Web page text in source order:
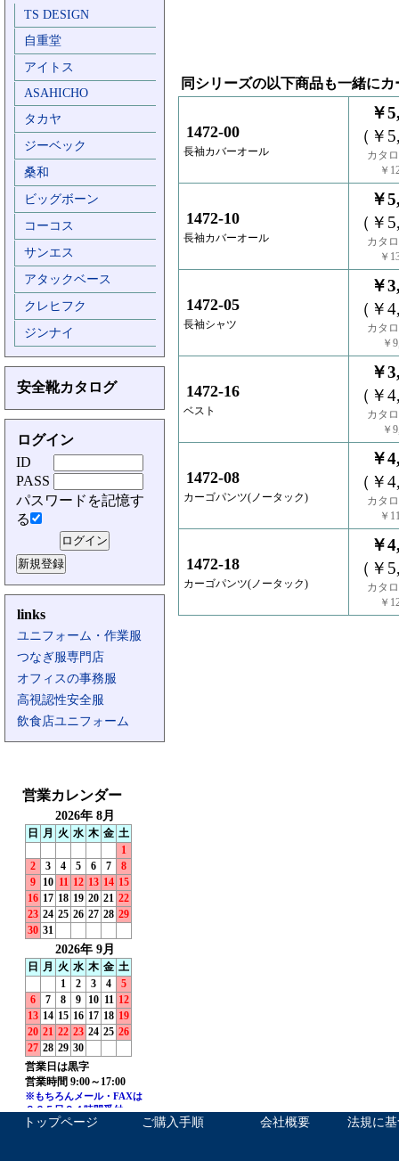
TS DESIGN
自重堂
アイトス
ASAHICHO
タカヤ
ジーベック
桑和
ビッグボーン
コーコス
サンエス
アタックベース
クレヒフク
ジンナイ
安全靴カタログ
ログイン
ID
PASS
パスワードを記憶す
る
links
ユニフォーム・作業服
つなぎ服専門店
オフィスの事務服
高視認性安全服
飲食店ユニフォーム
同シリーズの以下商品も一緒に
1472-00
長袖カバーオール
￥
（￥
カタ
￥
1472-10
長袖カバーオール
￥
（￥
カタ
￥
1472-05
長袖シャツ
￥
（￥
カタ
￥
1472-16
ベスト
￥
（￥
カタ
￥
1472-08
カーゴパンツ(ノータック)
￥
（￥
カタ
￥
1472-18
カーゴパンツ(ノータック)
￥
（￥
カタ
￥
トップページ ご購入手順 会社概要 法規に